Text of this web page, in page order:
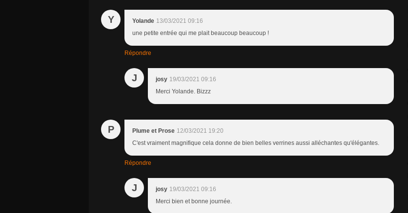
Y Yolande 13/03/2021 09:16
une petite entrée qui me plait beaucoup beaucoup !
Répondre
J josy 19/03/2021 09:16
Merci Yolande. Bizzz
P Plume et Prose 12/03/2021 19:20
C'est vraiment magnifique cela donne de bien belles verrines aussi alléchantes qu'élégantes.
Répondre
J josy 19/03/2021 09:16
Merci bien et bonne journée.